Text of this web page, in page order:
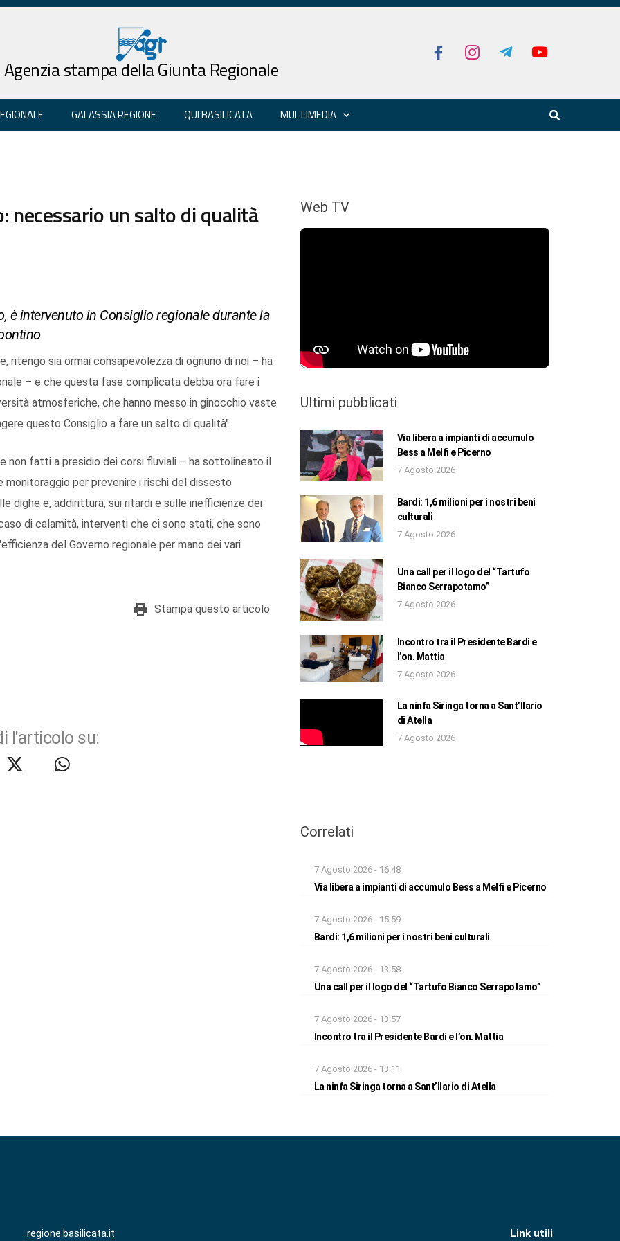
Agenzia stampa della Giunta Regionale
GALASSIA REGIONE QUI BASILICATA MULTIMEDIA
necessario un salto di qualità
è intervenuto in Consiglio regionale durante la
ritengo sia ormai consapevolezza di ognuno di noi – ha
– e che questa fase complicata debba ora fare i
atmosferiche, che hanno messo in ginocchio vaste
questo Consiglio a fare un salto di qualità".
non fatti a presidio dei corsi fluviali – ha sottolineato il
per prevenire i rischi del dissesto
dighe e, addirittura, sui ritardi e sulle inefficienze dei
di calamità, interventi che ci sono stati, che sono
del Governo regionale per mano dei vari
Stampa questo articolo
l'articolo su:
Web TV
Ultimi pubblicati
Via libera a impianti di accumulo
Bess a Melfi e Picerno
7 Agosto 2026
Bardi: 1,6 milioni per i nostri beni
culturali
7 Agosto 2026
Una call per il logo del “Tartufo
Bianco Serrapotamo”
7 Agosto 2026
Incontro tra il Presidente Bardi e
l’on. Mattia
7 Agosto 2026
La ninfa Siringa torna a Sant’Ilario
di Atella
7 Agosto 2026
Correlati
7 Agosto 2026 - 16:48
Via libera a impianti di accumulo Bess a Melfi e Picerno
7 Agosto 2026 - 15:59
Bardi: 1,6 milioni per i nostri beni culturali
7 Agosto 2026 - 13:58
Una call per il logo del “Tartufo Bianco Serrapotamo”
7 Agosto 2026 - 13:57
Incontro tra il Presidente Bardi e l’on. Mattia
7 Agosto 2026 - 13:11
La ninfa Siringa torna a Sant’Ilario di Atella
regione.basilicata.it Link utili